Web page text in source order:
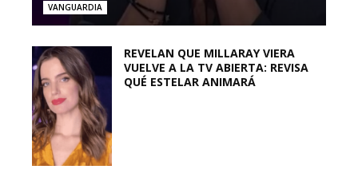
VANGUARDIA
REVELAN QUE MILLARAY VIERA
VUELVE A LA TV ABIERTA: REVISA
QUÉ ESTELAR ANIMARÁ